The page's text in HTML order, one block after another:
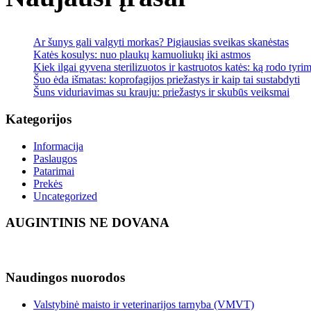
Ar šunys gali valgyti morkas? Pigiausias sveikas skanėstas
Katės kosulys: nuo plaukų kamuoliukų iki astmos
Kiek ilgai gyvena sterilizuotos ir kastruotos katės: ką rodo
Šuo ėda išmatas: koprofagijos priežastys ir kaip tai sustabdyti
Šuns viduriavimas su krauju: priežastys ir skubūs veiksmai
Kategorijos
Informacija
Paslaugos
Patarimai
Prekės
Uncategorized
AUGINTINIS NE DOVANA
Naudingos nuorodos
Valstybinė maisto ir veterinarijos tarnyba (VMVT)